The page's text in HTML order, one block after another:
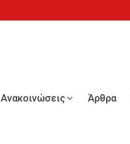
Ανακοινώσεις Άρθρα